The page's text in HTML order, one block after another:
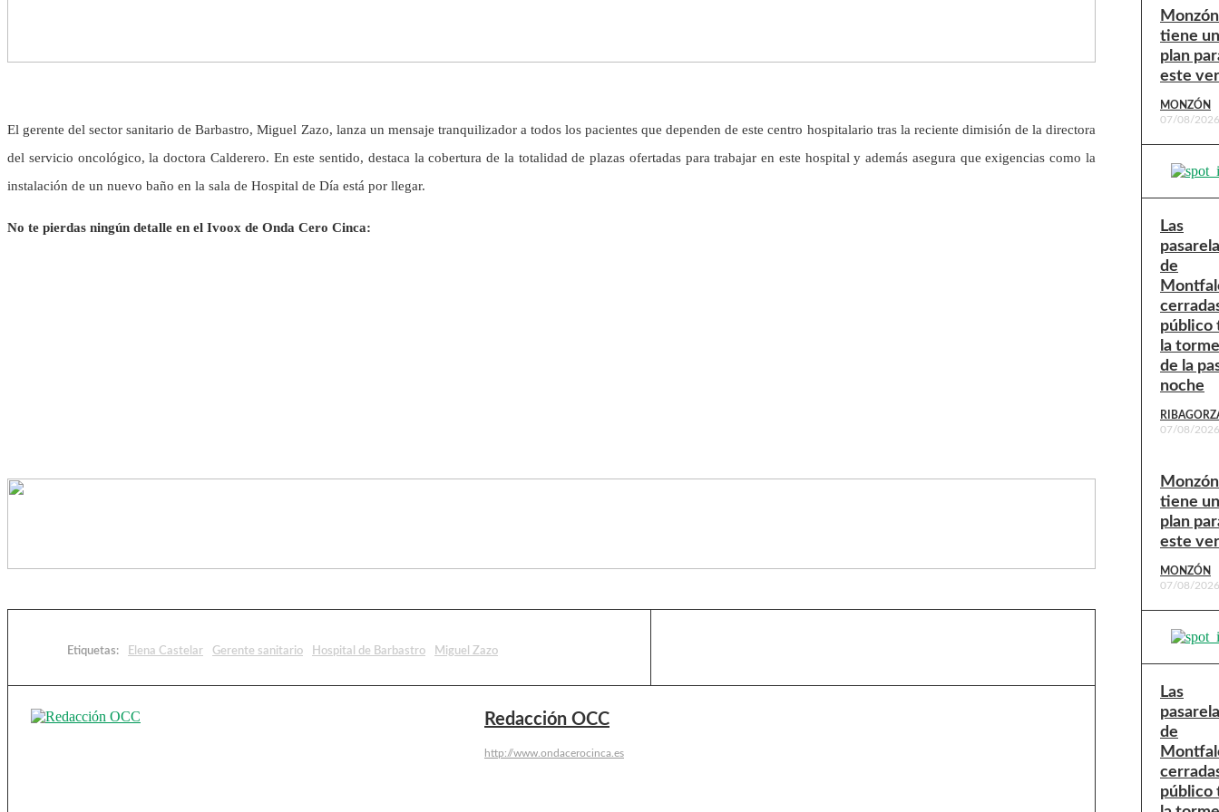
El gerente del sector sanitario de Barbastro, Miguel Zazo, lanza un mensaje tranquilizador a todos los pacientes que dependen de este centro hospitalario tras la reciente dimisión de la directora
del servicio oncológico, la doctora Calderero. En este sentido, destaca la cobertura de la totalidad de plazas ofertadas para trabajar en este hospital y además asegura que exigencias como la
instalación de un nuevo baño en la sala de Hospital de Día está por llegar.
No te pierdas ningún detalle en el Ivoox de Onda Cero Cinca:
Etiquetas: Elena Castelar Gerente sanitario Hospital de Barbastro Miguel Zazo
Redacción OCC
http://www.ondacerocinca.es
Monzón
tiene un
plan
este
MONZÓN
07/08/2026
Las
de
público
la
de la
noche
07/08/2026
Monzón
tiene un
plan
este
MONZÓN
07/08/2026
Las
de
público